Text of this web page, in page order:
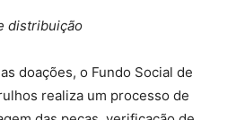
distribuição
doações, o Fundo Social de
realiza um processo de